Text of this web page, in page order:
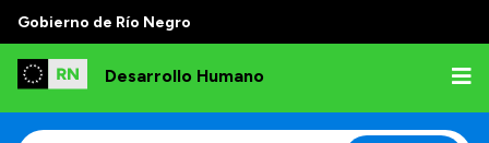
Gobierno de Río Negro
Desarrollo Humano